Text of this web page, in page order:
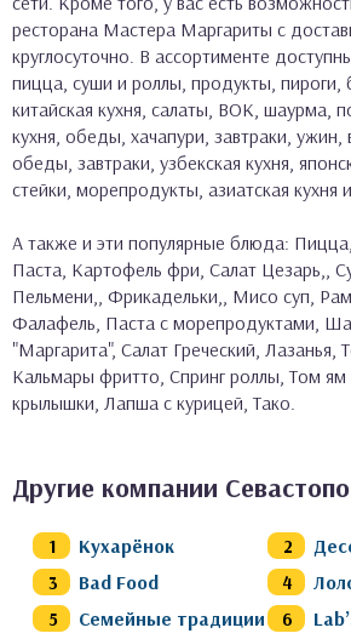
ресторана Мастера Маргариты с
круглосуточно. В ассортименте
пицца, суши и роллы, продукты, пироги,
китайская кухня, салаты, ВОК, шаурма,
кухня, обеды, хачапури, завтраки, ужин,
обеды, завтраки, узбекская кухня,
стейки, морепродукты, азиатская кухня
А также и эти популярные блюда:
Паста, Картофель фри, Салат Цезарь,,
Пельмени,, Фрикадельки,, Мисо суп,
Фалафель, Паста с морепродуктами,
"Маргарита", Салат Греческий, Лазанья,
Кальмары фритто, Спринг роллы, Том ям
крылышки, Лапша с курицей, Тако.
Другие компании
Кухарёнок
Bad Food
Семейные традиции